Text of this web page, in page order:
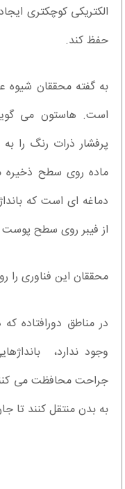
الکتریکی کوچکتری
حفظ کند.
به گفته محققان شیوه
است. هاستون می
پرفشار ذرات رنگ
ماده روی سطح ذخیره
دماغه ای است که
از فیبر روی سطح
محققان این فناوری را
در مناطق دورافتاده
وجود ندارد،
جراحت محافظت می کنند
به بدن منتقل کنند تا